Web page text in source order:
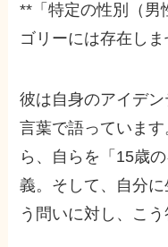
**「特定の性別（男
ゴリーには存在し
彼は自身のアイデ
言葉で語っていま
ら、自らを「15歳
義。そして、自分
う問いに対し、こう